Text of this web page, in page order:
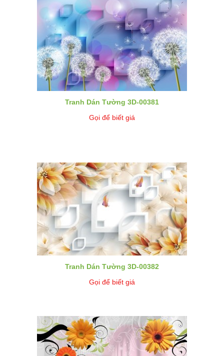
Tranh Dán Tường 3D-00381
Gọi để biết giá
Tranh Dán Tường 3D-00382
Gọi để biết giá